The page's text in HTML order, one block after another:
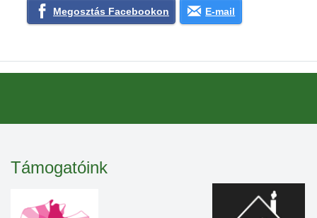
Megosztás Facebookon E-mail
Támogatóink